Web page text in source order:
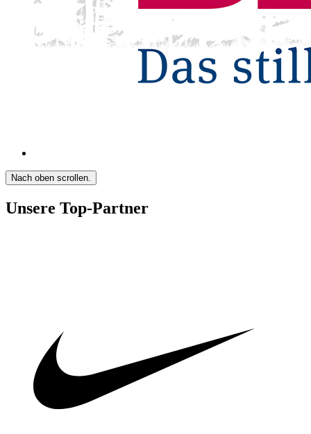
Nach oben scrollen.
Unsere Top-Partner